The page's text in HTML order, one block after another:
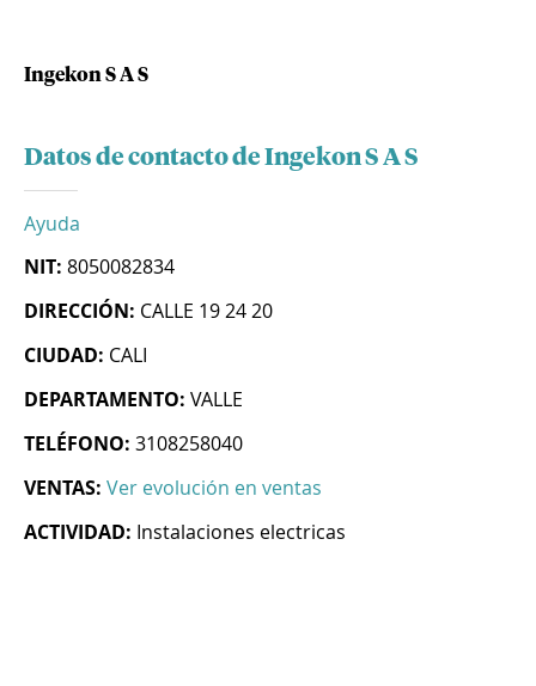
Ingekon S A S
Datos de contacto de Ingekon S A S
Ayuda
NIT: 8050082834
DIRECCIÓN: CALLE 19 24 20
CIUDAD: CALI
DEPARTAMENTO: VALLE
TELÉFONO: 3108258040
VENTAS: Ver evolución en ventas
ACTIVIDAD: Instalaciones electricas